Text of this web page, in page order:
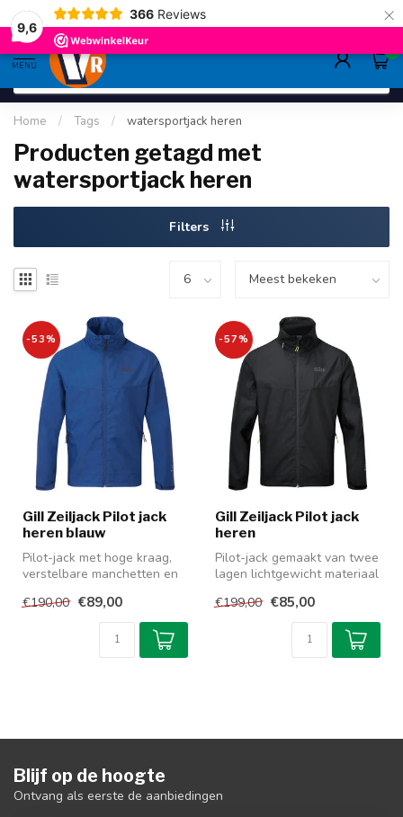
9,6
366 Reviews ×
gratis verzending>80,-
MENU
0
Home / Tags / watersportjack heren
Producten getagd met
watersportjack heren
Filters
-53%
Gill Zeiljack Pilot jack
heren blauw
Pilot-jack met hoge kraag,
verstelbare manchetten en
€190,00 €89,00
-57%
Gill Zeiljack Pilot jack
heren
Pilot-jack gemaakt van twee
lagen lichtgewicht materiaal
€199,00 €85,00
Blijf op de hoogte
Ontvang als eerste de aanbiedingen